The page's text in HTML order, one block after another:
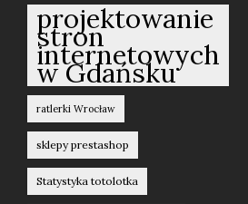
projektowanie
stron
internetowych
w Gdańsku
ratlerki Wrocław
sklepy prestashop
Statystyka totolotka